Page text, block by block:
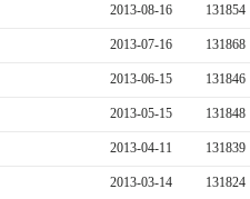
2013-08-16 131854
2013-07-16 131868
2013-06-15 131846
2013-05-15 131848
2013-04-11 131839
2013-03-14 131824